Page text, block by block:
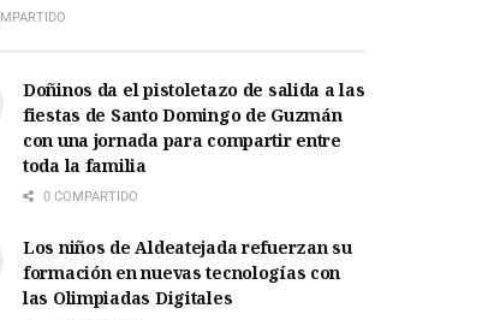
Doñinos da el pistoletazo de salida a las
fiestas de Santo Domingo de Guzmán
con una jornada para compartir entre
toda la familia
0 COMPARTIDO
Los niños de Aldeatejada refuerzan su
formación en nuevas tecnologías con
las Olimpiadas Digitales